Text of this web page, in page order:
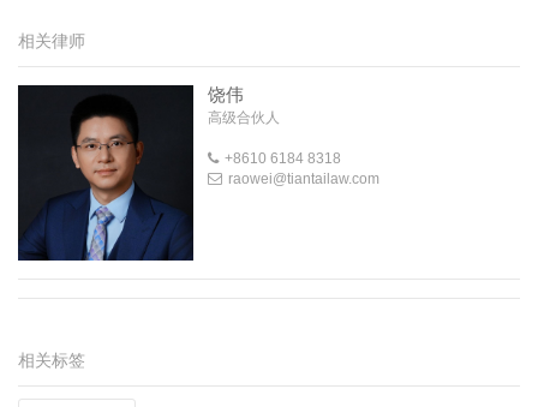
相关律师
饶伟
高级合伙人
+8610 6184 8318
raowei@tiantailaw.com
相关标签